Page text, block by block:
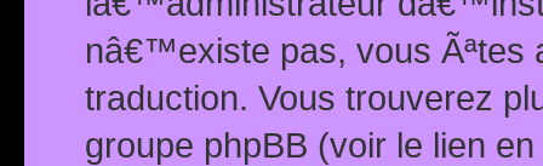
nâ€™existe pas, vous Ãªtes
traduction. Vous trouverez
groupe phpBB (voir le lien